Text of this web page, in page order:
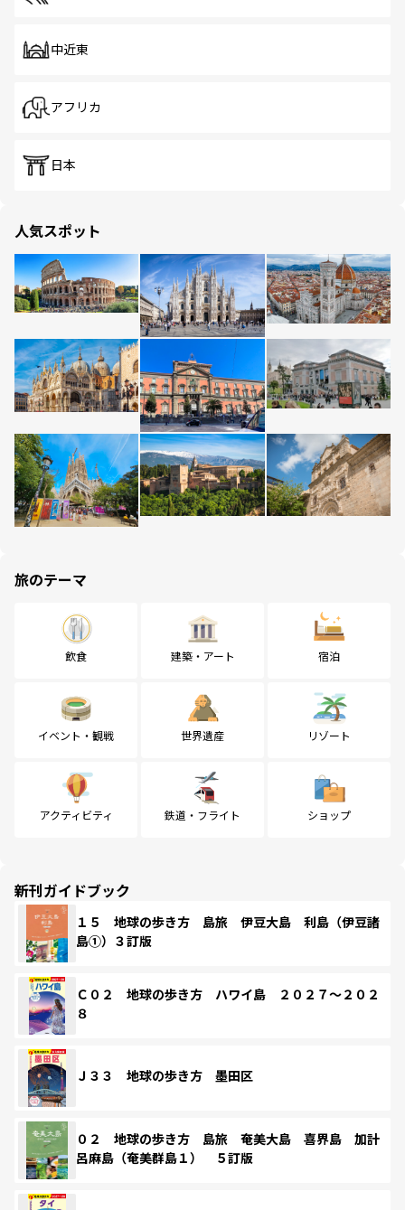
中近東
アフリカ
日本
人気スポット
旅のテーマ
飲食 建築・アート 宿泊
イベント・観戦 世界遺産 リゾート
アクティビティ 鉄道・フライト ショップ
新刊ガイドブック
１５ 地球の歩き方 島旅 伊豆大島 利島（伊豆諸
島①）３訂版
Ｃ０２ 地球の歩き方 ハワイ島 ２０２７～２０２
８
Ｊ３３ 地球の歩き方 墨田区
０２ 地球の歩き方 島旅 奄美大島 喜界島 加計
呂麻島（奄美群島１） ５訂版